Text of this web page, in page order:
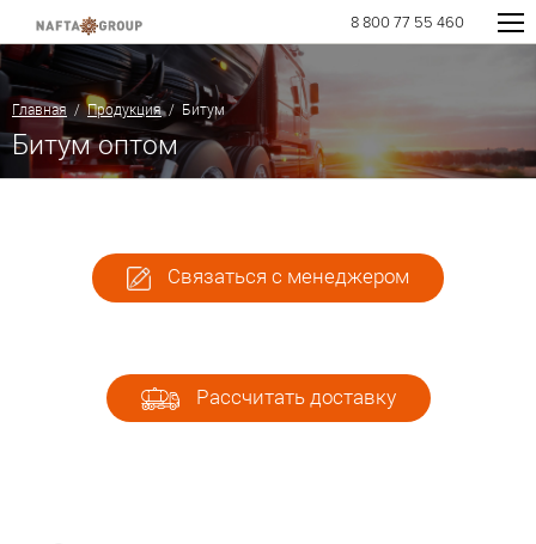
8 800 77 55 460
Главная /Продукция/ Битум
Битум оптом
Связаться с менеджером
Рассчитать доставку